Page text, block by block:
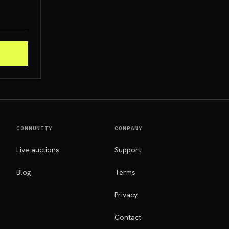
COMMUNITY
Live auctions
Blog
COMPANY
Support
Terms
Privacy
Contact